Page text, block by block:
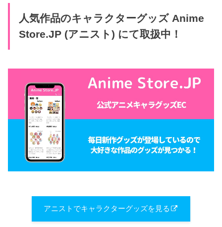
人気作品のキャラクターグッズ Anime
Store.JP (アニスト) にて取扱中！
アニストでキャラクターグッズを見る